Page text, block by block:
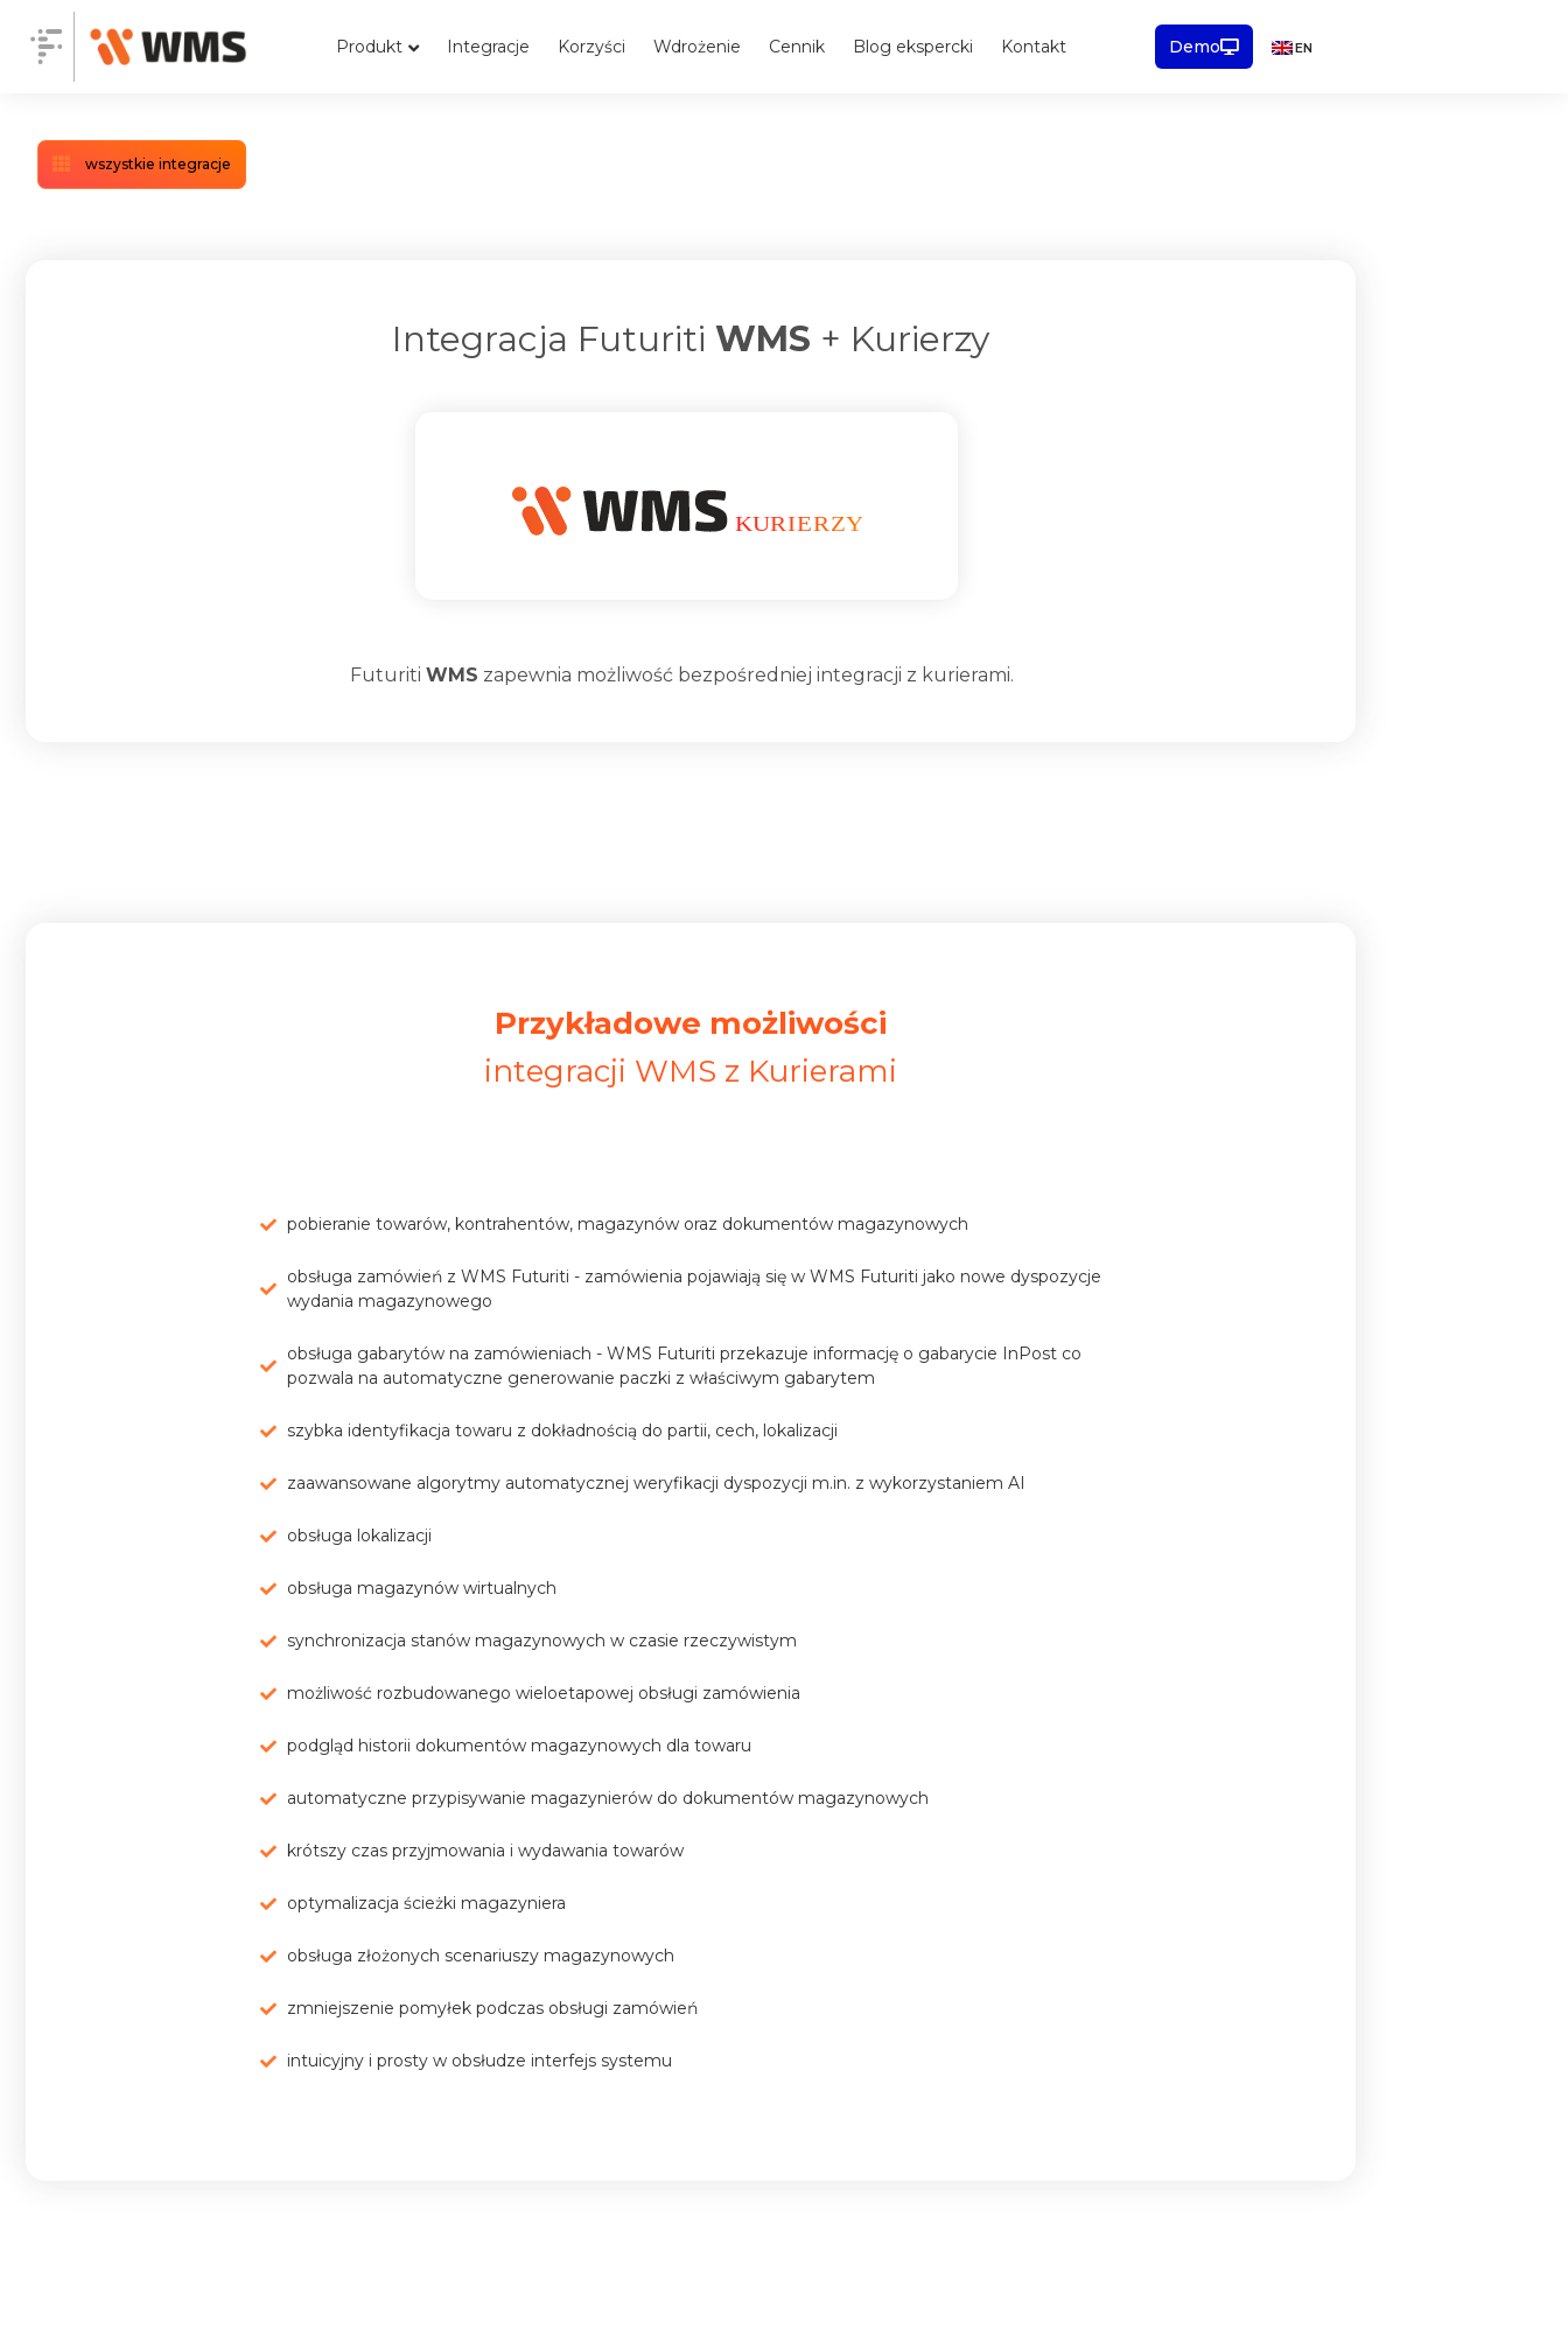
Produkt Integracje Korzyści Wdrożenie Cennik Blog ekspercki Kontakt Demo EN
wszystkie integracje
Integracja Futuriti WMS + Kurierzy
K URIERZY
FuturitiWMS zapewnia możliwość bezpośredniej integracji z kurierami.
Przykładowe możliwości
integracji WMS z Kurierami
pobieranie towarów, kontrahentów, magazynów oraz dokumentów magazynowych
obsługa zamówień z WMS Futuriti - zamówienia pojawiają się w WMS Futuriti jako nowe dyspozycje
wydania magazynowego
obsługa gabarytów na zamówieniach - WMS Futuriti przekazuje informację o gabarycie InPost co
pozwala na automatyczne generowanie paczki z właściwym gabarytem
szybka identyfikacja towaru z dokładnością do partii, cech, lokalizacji
zaawansowane algorytmy automatycznej weryfikacji dyspozycji m.in. z wykorzystaniem AI
obsługa lokalizacji
obsługa magazynów wirtualnych
synchronizacja stanów magazynowych w czasie rzeczywistym
możliwość rozbudowanego wieloetapowej obsługi zamówienia
podgląd historii dokumentów magazynowych dla towaru
automatyczne przypisywanie magazynierów do dokumentów magazynowych
krótszy czas przyjmowania i wydawania towarów
optymalizacja ścieżki magazyniera
obsługa złożonych scenariuszy magazynowych
zmniejszenie pomyłek podczas obsługi zamówień
intuicyjny i prosty w obsłudze interfejs systemu